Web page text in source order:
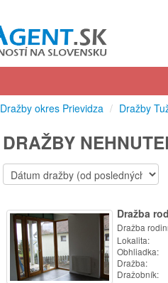
Dražby okres Prievidza / Dražby
DRAŽBY
Dražba
Dražba
Lokalita:
Obhliadka:
Dražba:
Dražobník: